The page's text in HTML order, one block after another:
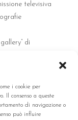
i cookie per
Il consenso a queste
di navigazione o
può influire
televisiva
di